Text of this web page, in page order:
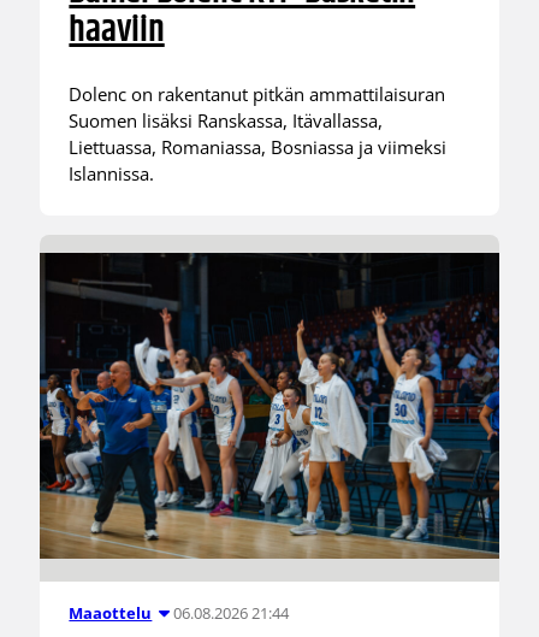
haaviin
Dolenc on rakentanut pitkän ammattilaisuran
Suomen lisäksi Ranskassa, Itävallassa,
Liettuassa, Romaniassa, Bosniassa ja viimeksi
Islannissa.
Maaottelu 06.08.2026 21:44